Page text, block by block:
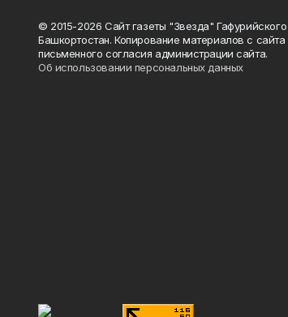
© 2015-2026 Сайт газеты "Звезда"
Башкортостан. Копирование материалов с
письменного согласия администрации сайта.
Об использовании персональных данных